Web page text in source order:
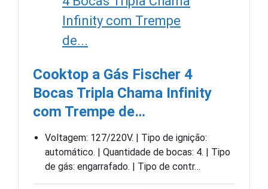
Cooktop a Gás Fischer 4
Bocas Tripla Chama Infinity
com Trempe de…
Voltagem: 127/220V. | Tipo de ignição:
automático. | Quantidade de bocas: 4. | Tipo
de gás: engarrafado. | Tipo de contr…